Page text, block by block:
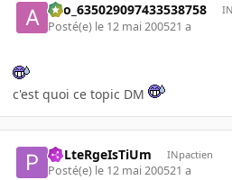
ano_635029097433538758
Posté(e) le 12 mai 200521 a
c'est quoi ce topic DM
PoLteRgeIsTiUm INpactien
Posté(e) le 12 mai 200521 a